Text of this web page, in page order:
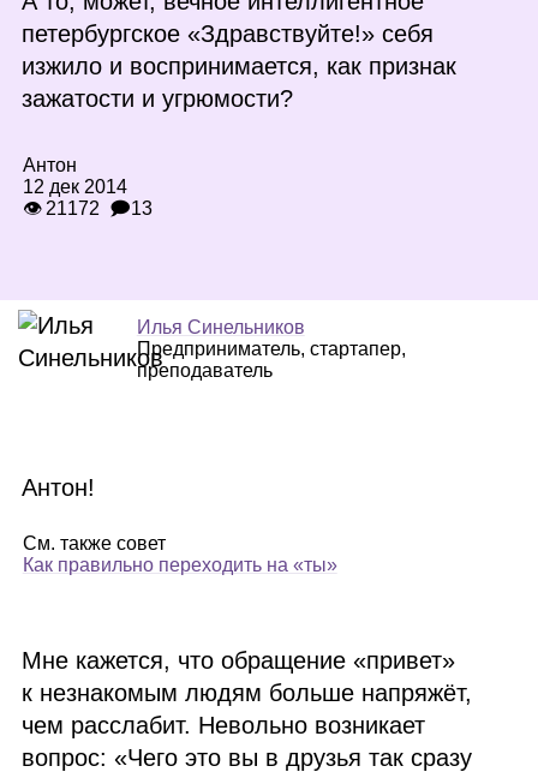
петербургское «Здравствуйте!» себя
изжило и воспринимается, как признак
зажатости и угрюмости?
Антон
12 дек 2014
👁 21172 🗩13
Илья Синельников
Предприниматель, стартапер,
преподаватель
Антон!
См. также совет
Как правильно переходить на «ты»
Мне кажется, что обращение «привет»
к незнакомым людям больше напряжёт,
чем расслабит. Невольно возникает
вопрос: «Чего это вы в друзья так сразу